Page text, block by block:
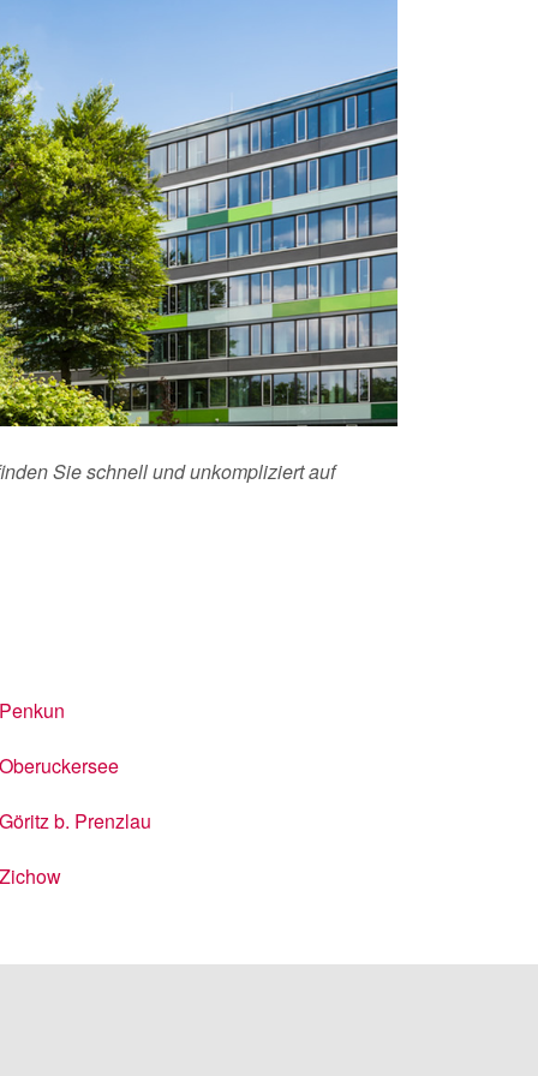
Sie schnell und unkompliziert auf
Penkun
Oberuckersee
Göritz b. Prenzlau
Zichow